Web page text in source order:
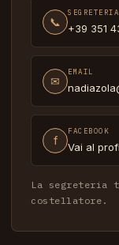
📞 +39 351
✉
EMAIL
f
FACEBOOK
Vai al
La
costellatore.